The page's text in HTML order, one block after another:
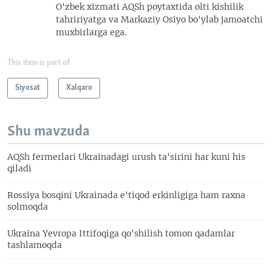
O'zbek xizmati AQSh poytaxtida olti kishilik
tahririyatga va Markaziy Osiyo bo'ylab jamoatchi
muxbirlarga ega.
This item is part of
Siyosat Xalqaro
Shu mavzuda
AQSh fermerlari Ukrainadagi urush ta'sirini har kuni his
qiladi
Rossiya bosqini Ukrainada e'tiqod erkinligiga ham raxna
solmoqda
Ukraina Yevropa Ittifoqiga qo'shilish tomon qadamlar
tashlamoqda